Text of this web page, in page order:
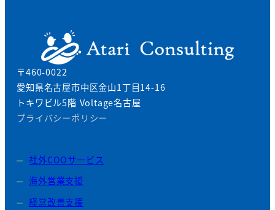
〒460-0022
愛知県名古屋市中区金山1丁目14-16
トキワビル5階 Voltage名古屋
プライバシーポリシー
社外COOサービス
海外営業支援
経営改善支援